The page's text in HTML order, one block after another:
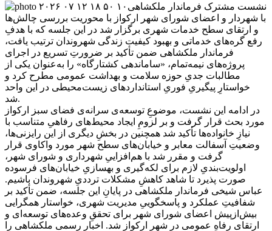
نشست مشترک فرماندار ملکشاهی
با شهردار و اعضای شورای شهر ارکواز با محوریت بررسی چالش‌ها
و ارتقای سطح خدمات شهری برگزار شد در این جلسه که با هدفِ
رفع گره‌های خدماتی و بهبود کیفیت زندگی شهروندان ترتیب یافت،
فرماندار ملکشاهی ضمن تأکید بر ضرورتِ تسریع در اجرای
پروژه‌های نیمه‌تمام، «ساماندهی کشتارگاه» را به‌عنوان یکی از
مطالبات جدیِ حوزه سلامت و بهداشت عمومی مطرح کرد و
خواستارِ پیگیریِ فوریِ استانداردهای زیست‌محیطی در این واحد
شد.
در ادامه این نشست، موضوعِ توسعه‌ی سرانه‌ی فضای سبز ارکواز
مورد بحث قرار گرفت و بر لزومِ ایجاد محیط‌های رفاهیِ متناسب با
نیازِ خانواده‌ها تأکید شد همچنین در بخشِ دیگری از این رایزنی‌ها،
وضعیتِ آسفالت معابر و خیابان‌های سطح شهر مورد واکاوی قرار
گرفت و مقرر شد با هم‌افزاییِ شهرداری و شورای شهر،
اولویت‌بندیِ لازم برای لکه‌گیری و بهسازیِ خیابان‌های فرسوده
صورت پذیرد تا شاهد کاهشِ مشکلات ترددیِ شهروندان باشیم.
عباس شیخی فرماندار ملکشاهی در پایانِ این جلسه، ضمن تأکید بر
شفافیتِ عملکرد و پاسخگوییِ مدیریت شهری، خواستار همگرایی
بیش‌ازپیش اعضای شورای شهر برای تحققِ وعده‌های توسعه‌ای و
ارتقای رفاهِ عمومی در شهر ارکواز شد. اخبار رسمی ملکشاهی را